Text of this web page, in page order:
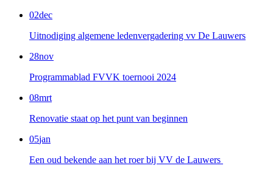
02dec
Uitnodiging algemene ledenvergadering vv De Lauwers
28nov
Programmablad FVVK toernooi 2024
08mrt
Renovatie staat op het punt van beginnen
05jan
Een oud bekende aan het roer bij VV de Lauwers